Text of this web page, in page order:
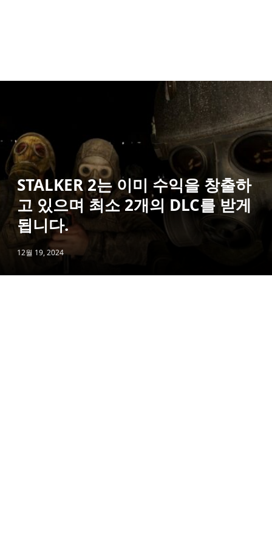
STALKER 2는 이미 수익을 창출하
고 있으며 최소 2개의 DLC를 받게
됩니다.
12월 19, 2024